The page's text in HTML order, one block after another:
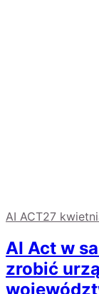
AI ACT27
AI Act w
zrobić